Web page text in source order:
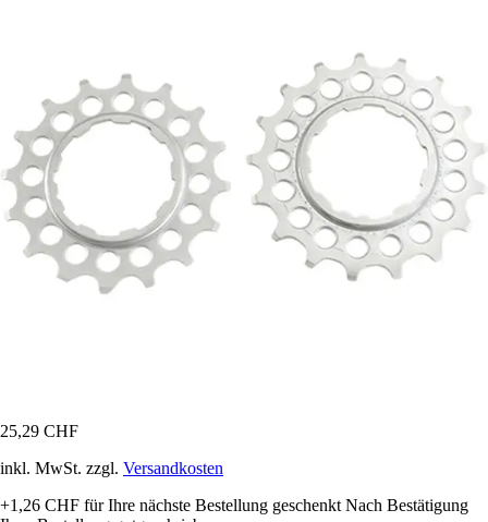
25,29 CHF
inkl. MwSt. zzgl. Versandkosten
+1,26 CHF für Ihre nächste Bestellung geschenkt Nach Bestätigung